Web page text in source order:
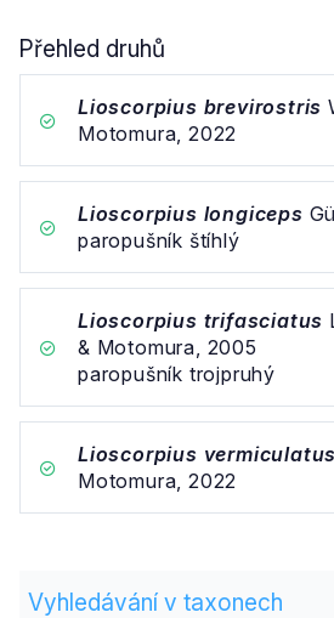
Přehled druhů
Lioscorpius brevirostris
Motomura, 2022
Lioscorpius longiceps
paropušník štíhlý
Lioscorpius trifasciatus
& Motomura, 2005
paropušník trojpruhý
Lioscorpius vermiculatus
Motomura, 2022
Vyhledávání v taxonech